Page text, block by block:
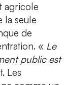
agricole
la seule
de
« Le
public est
Les